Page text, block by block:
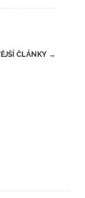
ČLÁNKY →